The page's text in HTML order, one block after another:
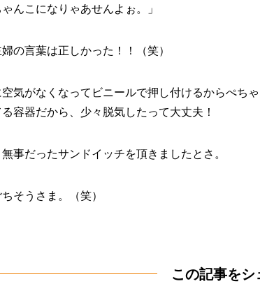
んこになりゃあせんよぉ。」
の言葉は正しかった！！（笑）
気がなくなってビニールで押し付けるからぺちゃ
容器だから、少々脱気したって大丈夫！
無事だったサンドイッチを頂きましたとさ。
そうさま。（笑）
この記事をシ